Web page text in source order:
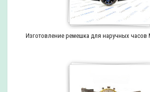
Изготовление ремешка для наручных часов